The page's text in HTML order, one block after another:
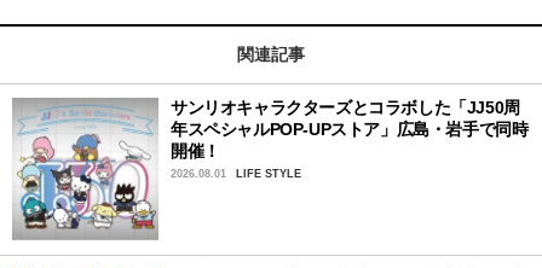
関連記事
サンリオキャラクターズとコラボした「JJ50周
年スペシャルPOP-UPストア」広島・岩手で同時
開催！
2026.08.01 LIFE STYLE